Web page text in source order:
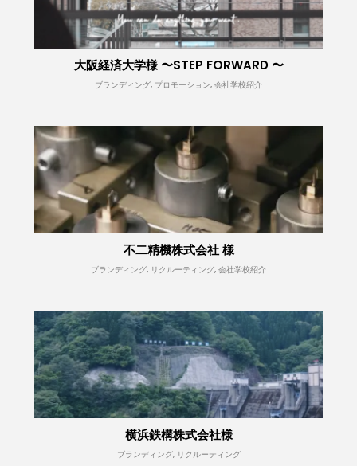
大阪経済大学様 〜STEP FORWARD 〜
ブランディング, プロモーション, 会社学校紹介
不二精機株式会社 様
ブランディング, リクルーティング, 会社学校紹介
横浜鉄構株式会社様
ブランディング, リクルーティング